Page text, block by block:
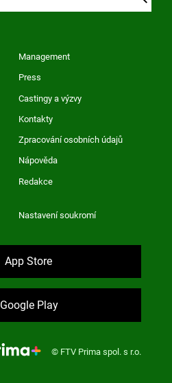
Management
Press
Castingy a výzvy
Kontakty
Zpracování osobních údajů
Nápověda
Redakce
Nastavení soukromí
App Store
Google Play
© FTV Prima spol. s r.o.